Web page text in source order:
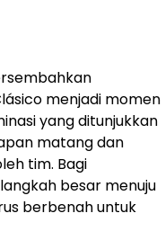
menjadi momen
yang ditunjukkan
matang dan
tim. Bagi
besar menuju
berbenah untuk